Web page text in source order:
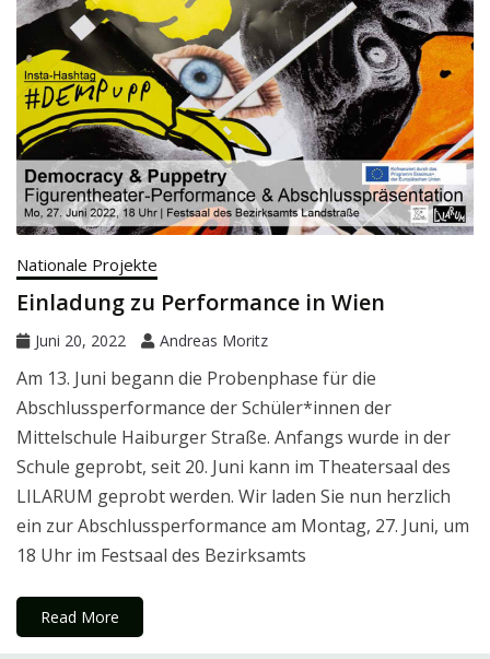
Nationale Projekte
Einladung zu Performance in Wien
Juni 20, 2022 Andreas Moritz
Am 13. Juni begann die Probenphase für die
Abschlussperformance der Schüler*innen der
Mittelschule Haiburger Straße. Anfangs wurde in der
Schule geprobt, seit 20. Juni kann im Theatersaal des
LILARUM geprobt werden. Wir laden Sie nun herzlich
ein zur Abschlussperformance am Montag, 27. Juni, um
18 Uhr im Festsaal des Bezirksamts
Read More